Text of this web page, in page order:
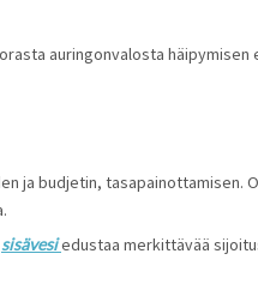
auringonvalosta
ja budjetin, tasapainottamisen.
sisävesi edustaa merkittävää